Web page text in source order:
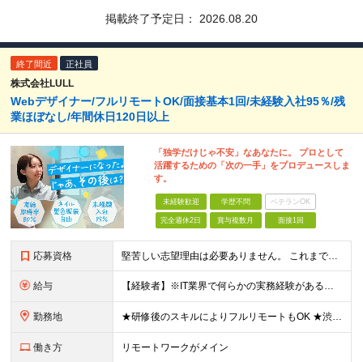
掲載終了予定日： 2026.08.20
終了間近 正社員
株式会社LULL
Webデザイナー/フルリモートOK/面接基本1回/未経験入社95％/残
業ほぼなし/年間休日120日以上
「独学だけじゃ不安」なあなたに。 プロとして
活躍するための「次の一手」をプロデュースしま
す。
未経験歓迎 学歴不問 ベテランOK
完全週休2日 賞与複数月 面接1回
応募資格 堅苦しい志望理由は必要ありません。 これまでの経験や経歴よりも、私たちは“これから”を重視します。 ★学歴・経歴不問 ★完全未経験OK ★社会人デビュー歓迎 ★第二新卒OK ＼当てはまる方はぜひご
給与 【経験者】※IT業界で何らかの実務経験がある方 月給35万円～＋業績賞与＋交通費＋各種手当 ※固定残業代（30時間分／6万6,610円～）を含む。超過分は追加支給。 能力やスキルを考慮し、初任給を決定
勤務地 ★研修後のスキルによりフルリモートもOK ★渋谷駅徒歩2分！100席の新しいコワーキングスペース完備 ★本社、東京都、神奈川県、埼玉県、千葉県などのプロジェクト先 【本社】 東京都渋谷区渋谷3-10
働き方 リモートワークがメイン